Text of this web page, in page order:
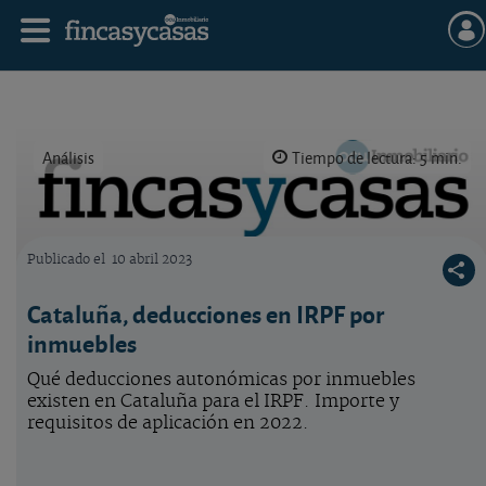
Análisis Tiempo de lectura: 5 min.
Publicado el 10 abril 2023
Cataluña, deducciones en IRPF por
inmuebles
Qué deducciones autonómicas por inmuebles
existen en Cataluña para el IRPF. Importe y
requisitos de aplicación en 2022.